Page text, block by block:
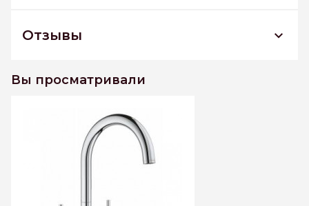
Отзывы
смеситель на одно отверстие
Написать отзыв
Вы просматривали